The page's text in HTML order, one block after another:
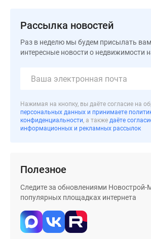
Рассылка новостей
Раз в неделю мы будем присылать
интересные новости о недвижимости
Нажимая на кнопку, вы даёте согласие на
персональных данных и принимаете
конфиденциальности, а также даёте
информационных и рекламных рассылок
Полезное
Следите за обновлениями
популярных площадках интернета